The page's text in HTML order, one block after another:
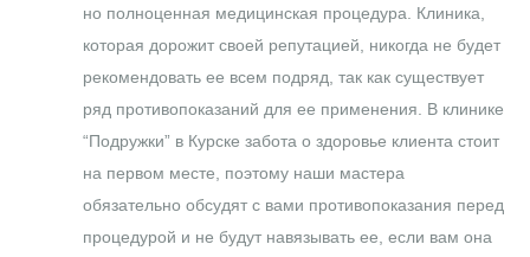
но полноценная медицинская процедура. Клиника,
которая дорожит своей репутацией, никогда не будет
рекомендовать ее всем подряд, так как существует
ряд противопоказаний для ее применения. В клинике
“Подружки” в Курске забота о здоровье клиента стоит
на первом месте, поэтому наши мастера
обязательно обсудят с вами противопоказания перед
процедурой и не будут навязывать ее, если вам она